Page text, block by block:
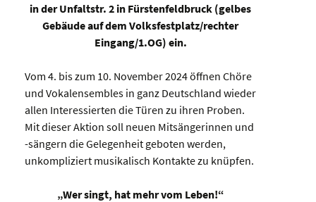
in der Unfaltstr. 2 in Fürstenfeldbruck (gelbes
Gebäude auf dem Volksfestplatz/rechter
Eingang/1.OG) ein.
Vom 4. bis zum 10. November 2024 öffnen Chöre
und Vokalensembles in ganz Deutschland wieder
allen Interessierten die Türen zu ihren Proben.
Mit dieser Aktion soll neuen Mitsängerinnen und
-sängern die Gelegenheit geboten werden,
unkompliziert musikalisch Kontakte zu knüpfen.
„Wer singt, hat mehr vom Leben!“